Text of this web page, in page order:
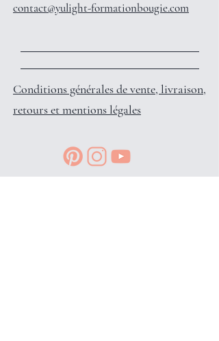
contact@yulight-formationbougie.com
Conditions générales de vente, livraison,
retours et mentions légales